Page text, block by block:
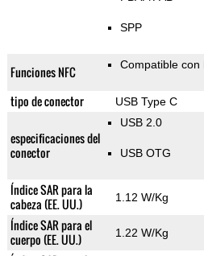
SPP
Funciones NFC Compatible con
tipo de conector USB Type C
especificaciones del
conector
USB 2.0
USB OTG
Índice SAR para la
cabeza (EE. UU.)
1.12 W/Kg
Índice SAR para el
cuerpo (EE. UU.)
1.22 W/Kg